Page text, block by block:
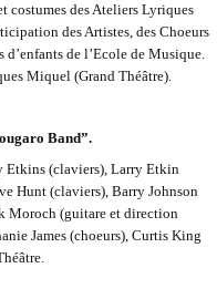
costumes des Ateliers Lyriques
des Artistes, des Choeurs
d’enfants del’Ecole de Musique.
Miquel (Grand Théâtre).
Band”.
Etkins (claviers), Larry Etkin
Hunt (claviers), Barry Johnson
Moroch (guitare et direction
James(choeurs), Curtis King